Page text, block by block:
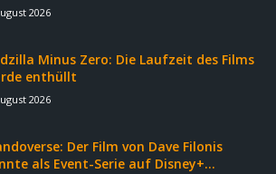
2026
Minus Zero: Die Laufzeit des Films
enthüllt
2026
Der Film von Dave Filonis
als Event-Serie auf Disney+...